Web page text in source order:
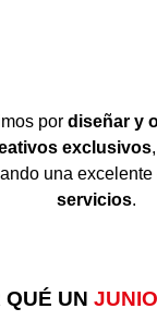
por diseñar y
exclusivos
una excelente
servicios.
QUÉ UN